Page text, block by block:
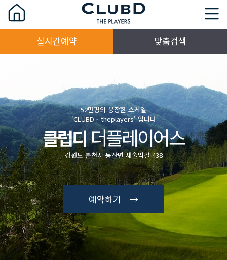
실시간예약 맞춤검색
52만평의 웅장한 스케일
'CLUBD - theplayers' 입니다
클럽디더플레이어스
강원도 춘천시 동산면 새술막길 438
예약하기 →